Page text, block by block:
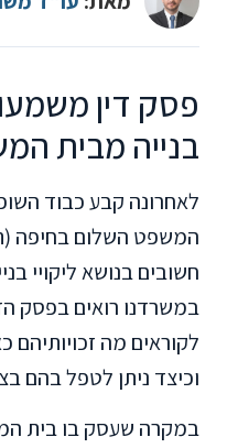
פסק דין
בנייה מבית
לאחרונה קבע כבוד
חשובים בנושא ליקויי
במשרדנו רואים בפסק
לקוראים מה זכויותיהם
וכיצד ניתן לטפל בהם
במקרה שעסק בו בית